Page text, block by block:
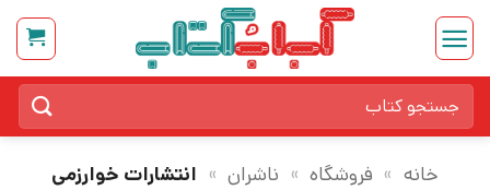
Skip
content
برای:
خانه » فروشگاه » ناشران » انتشارات خوارزمی